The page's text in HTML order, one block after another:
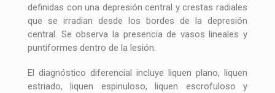
definidas con una depresión central y crestas radiales
que se irradian desde los bordes de la depresión
central. Se observa la presencia de vasos lineales y
puntiformes dentro de la lesión.
El diagnóstico diferencial incluye liquen plano, liquen
estriado, liquen espinuloso, liquen escrofuloso y